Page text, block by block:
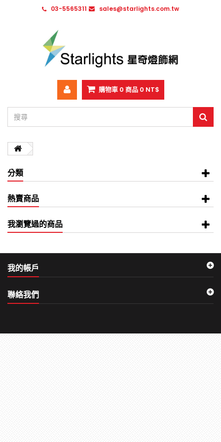
03-5565311 sales@starlights.com.tw
購物車 0 商品 0 NT$
分類
熱賣商品
我瀏覽過的商品
我的帳戶
聯絡我們